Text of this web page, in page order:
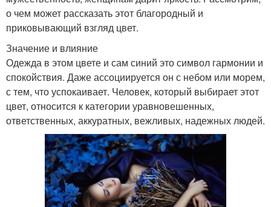
о чем может рассказать этот благородный и
приковывающий взгляд цвет.
Значение и влияние
Одежда в этом цвете и сам синий это символ гармонии и
спокойствия. Даже ассоциируется он с небом или морем,
с тем, что успокаивает. Человек, который выбирает этот
цвет, относится к категории уравновешенных,
ответственных, аккуратных, вежливых, надежных людей.